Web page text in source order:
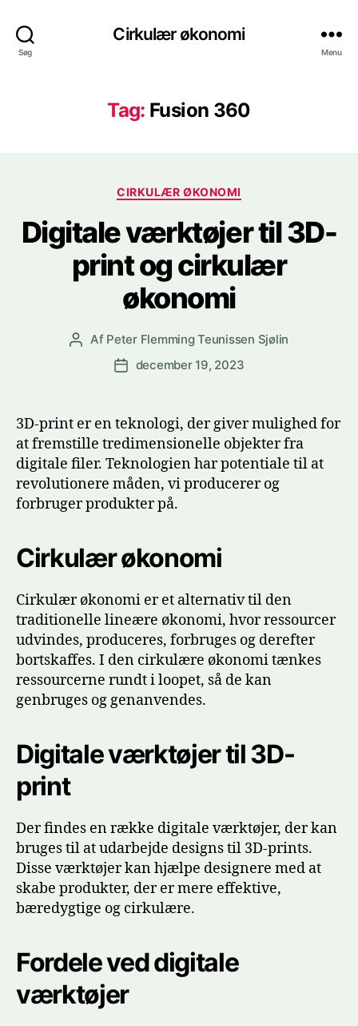
Søg
Cirkulær økonomi
Menu
Tag: Fusion 360
Kategorier
CIRKULÆR ØKONOMI
Digitale værktøjer til 3D-
print og cirkulær
økonomi
Indlægsforfatter
Af Peter Flemming Teunissen Sjølin
Indlægsdato
december 19, 2023
3D-print er en teknologi, der giver mulighed for
at fremstille tredimensionelle objekter fra
digitale filer. Teknologien har potentiale til at
revolutionere måden, vi producerer og
forbruger produkter på.
Cirkulær økonomi
Cirkulær økonomi er et alternativ til den
traditionelle lineære økonomi, hvor ressourcer
udvindes, produceres, forbruges og derefter
bortskaffes. I den cirkulære økonomi tænkes
ressourcerne rundt i loopet, så de kan
genbruges og genanvendes.
Digitale værktøjer til 3D-
print
Der findes en række digitale værktøjer, der kan
bruges til at udarbejde designs til 3D-prints.
Disse værktøjer kan hjælpe designere med at
skabe produkter, der er mere effektive,
bæredygtige og cirkulære.
Fordele ved digitale
værktøjer